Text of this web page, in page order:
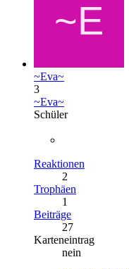
~Eva~
3
~Eva~
Schüler
Reaktionen
2
Trophäen
1
Beiträge
27
Karteneintrag
nein